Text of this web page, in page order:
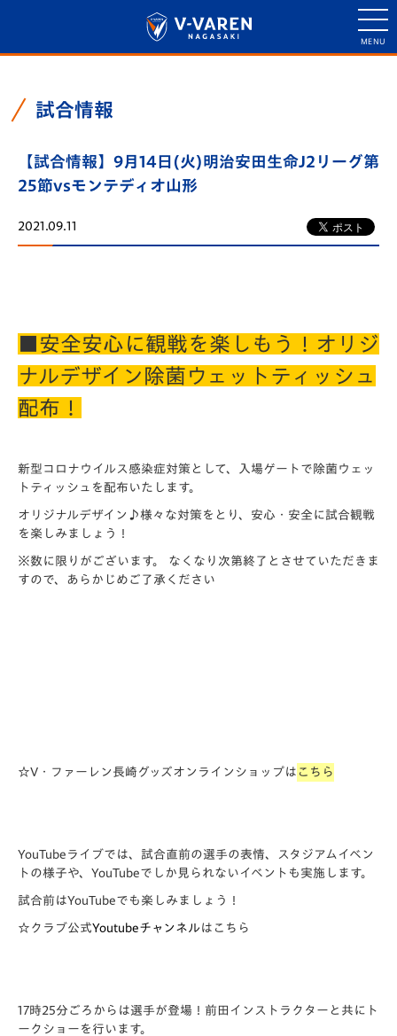
試合情報
【試合情報】9月14日(火)明治安田生命J2リーグ第
25節vsモンテディオ山形
2021.09.11
■安全安心に観戦を楽しもう！オリジ
ナルデザイン除菌ウェットティッシュ
配布！
新型コロナウイルス感染症対策として、入場ゲートで除菌ウェッ
トティッシュを配布いたします。
オリジナルデザイン♪様々な対策をとり、安心・安全に試合観戦
を楽しみましょう！
※数に限りがございます。 なくなり次第終了とさせていただきま
すので、あらかじめご了承ください
☆V・ファーレン長崎グッズオンラインショップは こちら
YouTubeライブでは、試合直前の選手の表情、スタジアムイベン
トの様子や、YouTubeでしか見られないイベントも実施します。
試合前はYouTubeでも楽しみましょう！
☆クラブ公式Youtubeチャンネル はこちら
17時25分ごろからは選手が登場！前田インストラクターと共にト
ークショーを行います。